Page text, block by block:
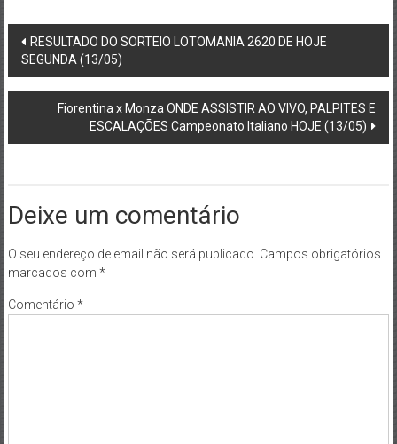
Post
navigation
RESULTADO DO SORTEIO LOTOMANIA 2620 DE HOJE
SEGUNDA (13/05)
Fiorentina x Monza ONDE ASSISTIR AO VIVO, PALPITES E
ESCALAÇÕES Campeonato Italiano HOJE (13/05)
Deixe um comentário
O seu endereço de email não será publicado. Campos obrigatórios
marcados com *
Comentário *